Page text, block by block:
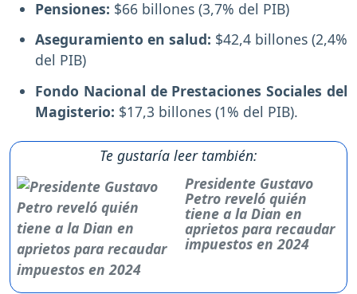
Pensiones: $66 billones (3,7% del PIB)
Aseguramiento en salud: $42,4 billones (2,4%
del PIB)
Fondo Nacional de Prestaciones Sociales del
Magisterio: $17,3 billones (1% del PIB).
Te gustaría leer también:
Presidente Gustavo
Petro reveló quién
tiene a la Dian en
aprietos para recaudar
impuestos en 2024